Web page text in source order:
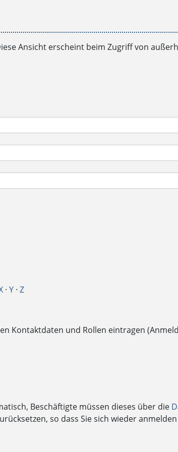
Ansicht erscheint beim Zugriff von
· Y · Z
Kontaktdaten und Rollen eintragen
Beschäftigte müssen dieses über die
so dass Sie sich wieder